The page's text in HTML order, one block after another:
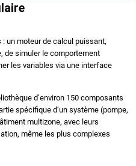
un moteur de calcul puissant,
de simuler le comportement
les variables via une interface
d’environ 150 composants
spécifique d’un système (pompe,
multizone, avec leurs
même les plus complexes